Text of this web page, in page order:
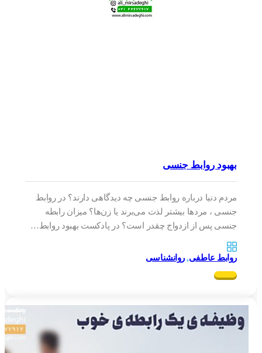
بهبود روابط جنسی
مردم دنیا درباره روابط جنسی چه دیدگاهی دارند؟ در روابط
جنسی ، مردها بیشتر لذت می‌برند یا زن‌ها؟ میزان رابطه
جنسی پس از ازدواج چقدر است؟ در پادکست بهبود روابط…
روابط عاطفی,روانشناسی